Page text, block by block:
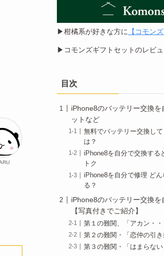
▶︎柑橘系が好きな方に 【コモンズ
▶︎コモンズギフトセットのレビ
目次
iPhone8のバッテリー交換を
ットなど
無料でバッテリー交換し
は？
iPhone8を自分で交換する
トク
iPhone8を自分で修理 ど
る？
iPhone8のバッテリー交換を
【写真付きでご紹介】
第１の難関、「アカン・・
第２の難関・「恋仲の引き
第３の難関・「はまらない